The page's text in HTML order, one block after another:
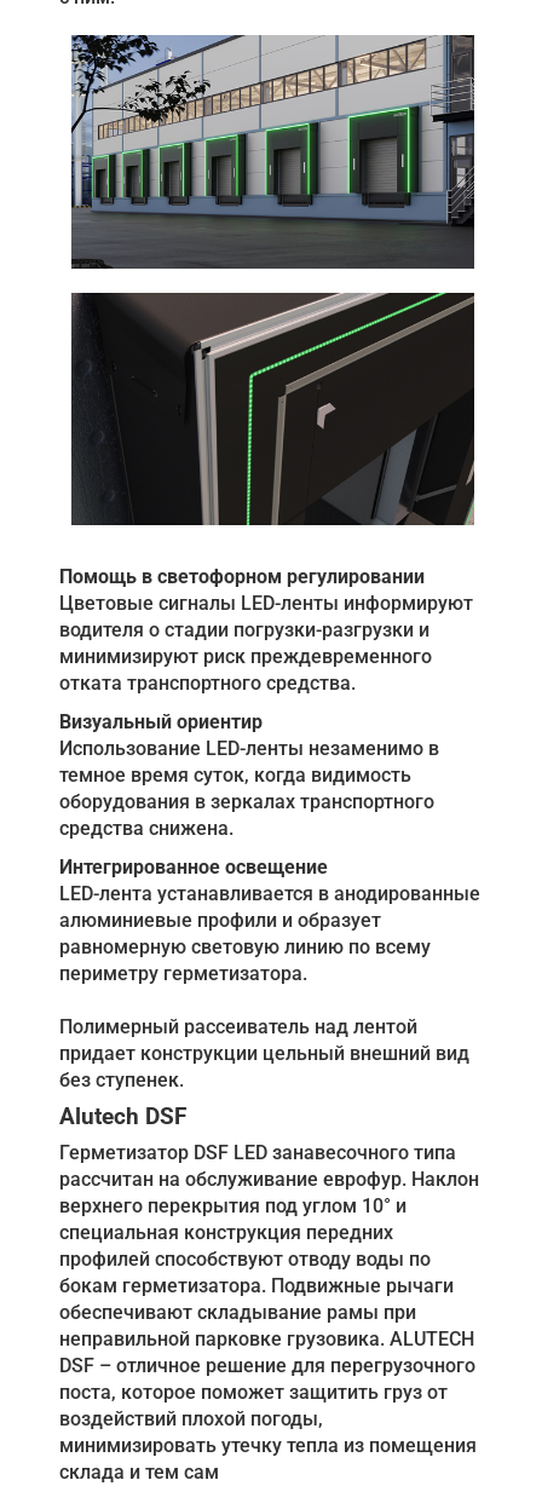
Помощь в светофорном регулировании
Цветовые сигналы LED-ленты информируют
водителя о стадии погрузки-разгрузки и
минимизируют риск преждевременного
отката транспортного средства.
Визуальный ориентир
Использование LED-ленты незаменимо в
темное время суток, когда видимость
оборудования в зеркалах транспортного
средства снижена.
Интегрированное освещение
LED-лента устанавливается в анодированные
алюминиевые профили и образует
равномерную световую линию по всему
периметру герметизатора.
Полимерный рассеиватель над лентой
придает конструкции цельный внешний вид
без ступенек.
Alutech DSF
Герметизатор DSF LED занавесочного типа
рассчитан на обслуживание еврофур. Наклон
верхнего перекрытия под углом 10° и
специальная конструкция передних
профилей способствуют отводу воды по
бокам герметизатора. Подвижные рычаги
обеспечивают складывание рамы при
неправильной парковке грузовика. ALUTECH
DSF – отличное решение для перегрузочного
поста, которое поможет защитить груз от
воздействий плохой погоды,
минимизировать утечку тепла из помещения
склада и тем сам